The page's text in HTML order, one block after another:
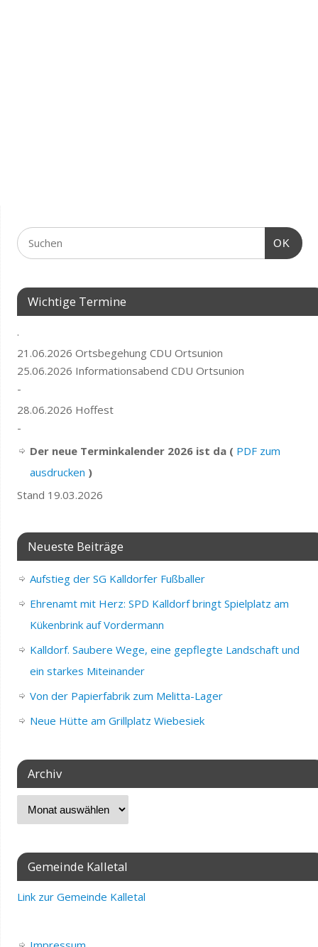
OK
Wichtige Termine
.
21.06.2026 Ortsbegehung CDU Ortsunion
25.06.2026 Informationsabend CDU Ortsunion
-
28.06.2026 Hoffest
-
Der neue Terminkalender 2026 ist da ( PDF zum
ausdrucken )
Stand 19.03.2026
Neueste Beiträge
Aufstieg der SG Kalldorfer Fußballer
Ehrenamt mit Herz: SPD Kalldorf bringt Spielplatz am
Kükenbrink auf Vordermann
Kalldorf. Saubere Wege, eine gepflegte Landschaft und
ein starkes Miteinander
Von der Papierfabrik zum Melitta-Lager
Neue Hütte am Grillplatz Wiebesiek
Archiv
Gemeinde Kalletal
Link zur Gemeinde Kalletal